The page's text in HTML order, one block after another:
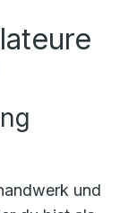
und